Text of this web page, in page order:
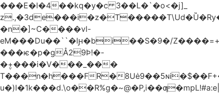
���E�l�4��kq�y�c 3��L�`�o<�j]_
�n�]~C����vl-
eM���Du��``�lԩ�bi��S�9�/
���ѥ�p�gÅ29Þ!�-
�݆+���i�V���_���
T���n�h���FR�